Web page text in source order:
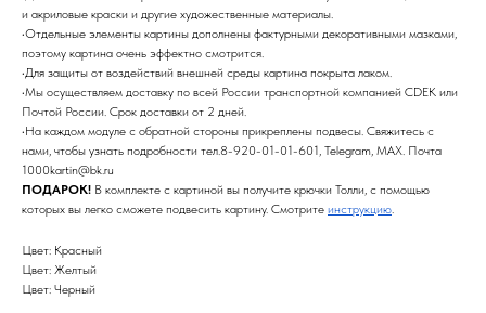
и акриловые краски и другие художественные материалы.
•Отдельные элементы картины дополнены фактурными декоративными мазками,
поэтому картина очень эффектно смотрится.
•Для защиты от воздействий внешней среды картина покрыта лаком.
•Мы осуществляем доставку по всей России транспортной компанией CDEK или
Почтой России. Срок доставки от 2 дней.
•На каждом модуле с обратной стороны прикреплены подвесы. Свяжитесь с
нами, чтобы узнать подробности тел.8-920-01-01-601, Telegram, MAX. Почта
1000kartin@bk.ru
ПОДАРОК! В комплекте с картиной вы получите крючки Толли, с помощью
которых вы легко сможете подвесить картину. Смотрите инструкцию.
Цвет: Красный
Цвет: Желтый
Цвет: Черный